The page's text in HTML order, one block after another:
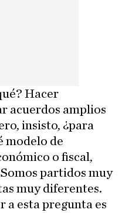
Hacer
acuerdos amplios
insisto, ¿para
modelo de
o fiscal,
partidos muy
muy diferentes.
a esta pregunta es